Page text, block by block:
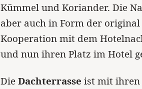
Kümmel und Koriander. Die
aber auch in Form der
Kooperation mit dem
und nun ihren Platz im Hotel
DieDachterrasse ist mit ihren